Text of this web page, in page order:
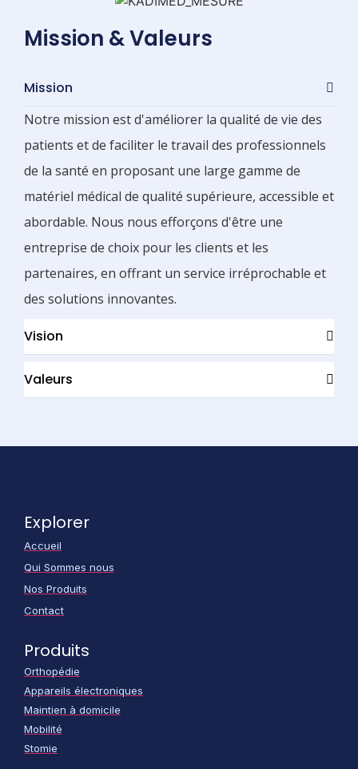
Mission & Valeurs
Mission
Notre mission est d'améliorer la qualité de vie des
patients et de faciliter le travail des professionnels
de la santé en proposant une large gamme de
matériel médical de qualité supérieure, accessible et
abordable. Nous nous efforçons d'être une
entreprise de choix pour les clients et les
partenaires, en offrant un service irréprochable et
des solutions innovantes.
Vision
Valeurs
Explorer
Accueil
Qui Sommes nous
Nos Produits
Contact
Produits
Orthopédie
Appareils électroniques
Maintien à domicile
Mobilité
Stomie